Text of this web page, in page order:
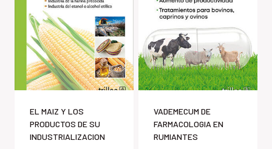
EL MAIZ Y LOS
PRODUCTOS DE SU
INDUSTRIALIZACION
VADEMECUM DE
FARMACOLOGIA EN
RUMIANTES